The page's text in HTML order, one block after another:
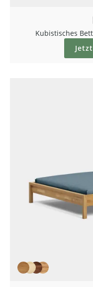
Kubistisches